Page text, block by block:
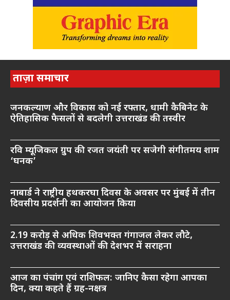
ताज़ा समाचार
जनकल्याण और विकास को नई रफ्तार, धामी कैबिनेट के
ऐतिहासिक फैसलों से बदलेगी उत्तराखंड की तस्वीर
रवि म्यूजिकल ग्रुप की रजत जयंती पर सजेगी संगीतमय शाम
‘घनक’
नाबार्ड ने राष्ट्रीय हथकरघा दिवस के अवसर पर मुंबई में तीन
दिवसीय प्रदर्शनी का आयोजन किया
2.19 करोड़ से अधिक शिवभक्त गंगाजल लेकर लौटे,
उत्तराखंड की व्यवस्थाओं की देशभर में सराहना
आज का पंचांग एवं राशिफल: जानिए कैसा रहेगा आपका
दिन, क्या कहते हैं ग्रह-नक्षत्र